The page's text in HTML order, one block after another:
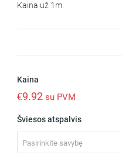
Kaina už 1m.
Kaina
€9.92 su PVM
Šviesos atspalvis
Pasirinkite savybę